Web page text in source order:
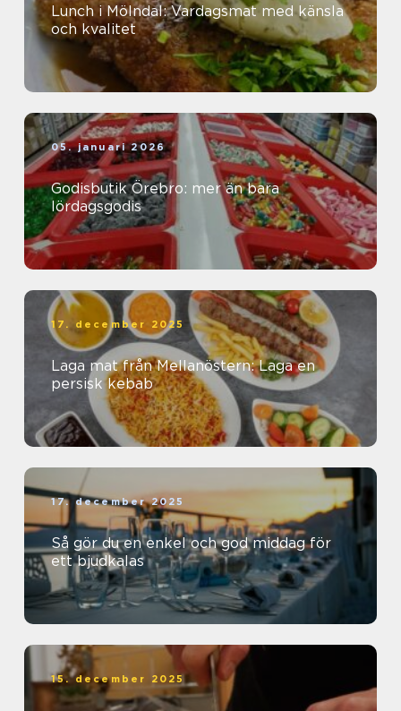
Lunch i Mölndal: Vardagsmat med känsla
och kvalitet
05. januari 2026
Godisbutik Örebro: mer än bara
lördagsgodis
17. december 2025
Laga mat från Mellanöstern: Laga en
persisk kebab
17. december 2025
Så gör du en enkel och god middag för
ett bjudkalas
15. december 2025